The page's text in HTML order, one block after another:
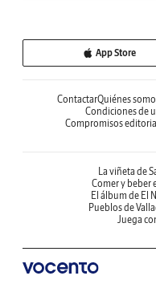
App Store
ContactarQuiénes
Condiciones de
Compromisos
La viñeta de
Comer y beber
El álbum de El
Pueblos de
Juega